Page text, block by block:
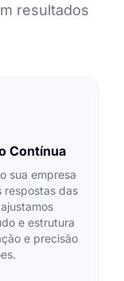
resultados
Contínua
sua empresa
respostas das
e estrutura
e precisão